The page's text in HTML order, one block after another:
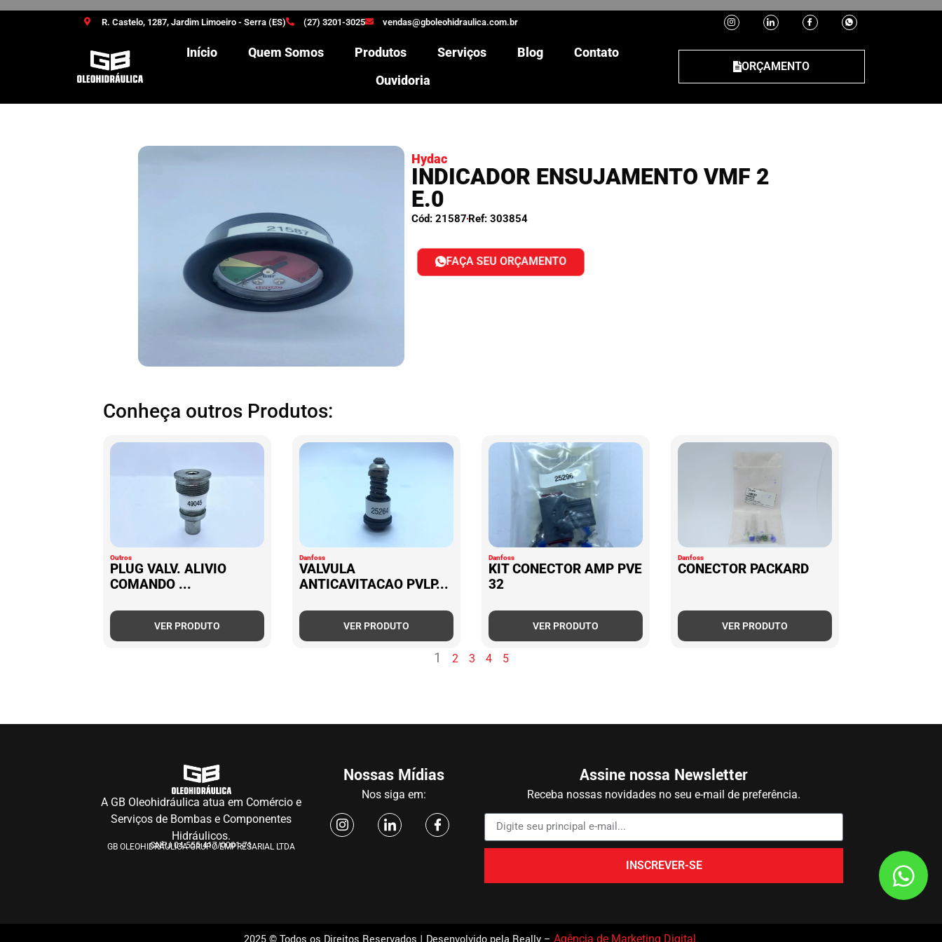
R. Castelo, 1287, Jardim Limoeiro - Serra (ES) (27) 3201-3025 vendas@gboleohidraulica.com.br
Início Quem Somos Produtos Serviços Blog
Contato
Ouvidoria
ORÇAMENTO
Hydac
INDICADOR ENSUJAMENTO VMF 2
E.0
Cód: 21587 Ref: 303854
FAÇA SEU ORÇAMENTO
Conheça outros Produtos:
Outros
PLUG VALV. ALIVIO
COMANDO ...
VER PRODUTO
Danfoss
VALVULA
ANTICAVITACAO PVLP...
VER PRODUTO
Danfoss
KIT CONECTOR AMP PVE
32
VER PRODUTO
Danfoss
CONECTOR PACKARD
VER PRODUTO
1 2 3 4 5
A GB Oleohidráulica atua em Comércio e
Serviços de Bombas e Componentes
Hidráulicos.
GB OLEOHIDRÁULICA GRUPO EMPRESARIAL LTDA
CNPJ 04.555.417/0001-71
Nossas Mídias
Nos siga em:
Assine nossa Newsletter
Receba nossas novidades no seu e-mail de preferência.
INSCREVER-SE
Agência de Marketing Digital